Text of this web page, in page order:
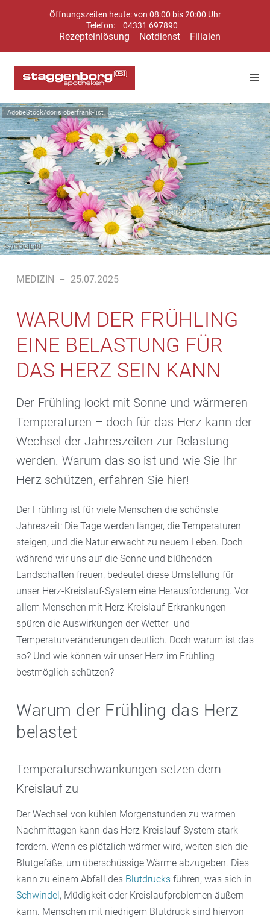
Öffnungszeiten heute: von 08:00 bis 20:00 Uhr
Telefon:
04331 697890
Rezepteinlösung Notdienst Filialen
AdobeStock/doris oberfrank-list
Symbolbild
MEDIZIN – 25.07.2025
WARUM DER FRÜHLING
EINE BELASTUNG FÜR
DAS HERZ SEIN KANN
Der Frühling lockt mit Sonne und wärmeren
Temperaturen – doch für das Herz kann der
Wechsel der Jahreszeiten zur Belastung
werden. Warum das so ist und wie Sie Ihr
Herz schützen, erfahren Sie hier!
Der Frühling ist für viele Menschen die schönste
Jahreszeit: Die Tage werden länger, die Temperaturen
steigen, und die Natur erwacht zu neuem Leben. Doch
während wir uns auf die Sonne und blühenden
Landschaften freuen, bedeutet diese Umstellung für
unser Herz-Kreislauf-System eine Herausforderung. Vor
allem Menschen mit Herz-Kreislauf-Erkrankungen
spüren die Auswirkungen der Wetter- und
Temperaturveränderungen deutlich. Doch warum ist das
so? Und wie können wir unser Herz im Frühling
bestmöglich schützen?
Warum der Frühling das Herz
belastet
Temperaturschwankungen setzen dem
Kreislauf zu
Der Wechsel von kühlen Morgenstunden zu warmen
Nachmittagen kann das Herz-Kreislauf-System stark
fordern. Wenn es plötzlich wärmer wird, weiten sich die
Blutgefäße, um überschüssige Wärme abzugeben. Dies
kann zu einem Abfall des Blutdrucks führen, was sich in
Schwindel, Müdigkeit oder Kreislaufproblemen äußern
kann. Menschen mit niedrigem Blutdruck sind hiervon